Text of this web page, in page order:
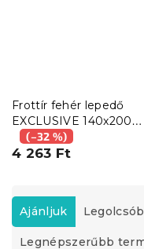
Frottír fehér lepedő
EXCLUSIVE 140x200
cm(–32 %)
4 263 Ft
T
e
r
Ajánljuk
Legnépszerűbb